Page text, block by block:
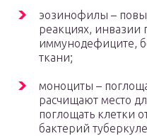
эозинофилы –
реакциях, инвазии
иммунодефиците,
ткани;
моноциты –
расчищают место
поглощать клетки
бактерий